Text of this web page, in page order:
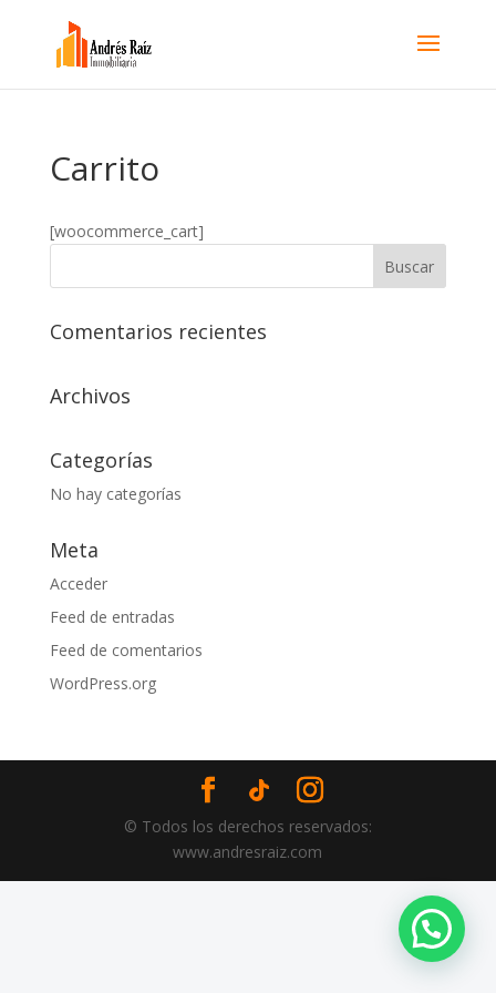
Carrito
[woocommerce_cart]
Comentarios recientes
Archivos
Categorías
No hay categorías
Meta
Acceder
Feed de entradas
Feed de comentarios
WordPress.org
© Todos los derechos reservados:
www.andresraiz.com